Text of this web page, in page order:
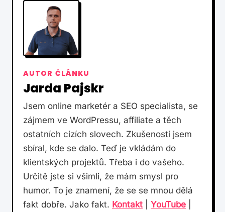
AUTOR ČLÁNKU
Jarda Pajskr
Jsem online marketér a SEO specialista, se
zájmem ve WordPressu, affiliate a těch
ostatních cizích slovech. Zkušenosti jsem
sbíral, kde se dalo. Teď je vkládám do
klientských projektů. Třeba i do vašeho.
Určitě jste si všimli, že mám smysl pro
humor. To je znamení, že se se mnou dělá
fakt dobře. Jako fakt. Kontakt YouTube